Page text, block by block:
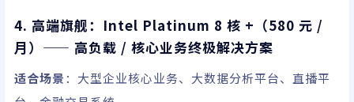
4. 高端旗舰：Intel Platinum 8 核 +（580 元 /
月）—— 高负载 / 核心业务终极解决方案
适合场景 ：大型企业核心业务、大数据分析平台、直播平